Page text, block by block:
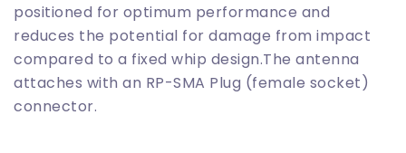
positioned for optimum performance and
reduces the potential for damage from impact
compared to a fixed whip design.The antenna
attaches with an RP-SMA Plug (female socket)
connector.